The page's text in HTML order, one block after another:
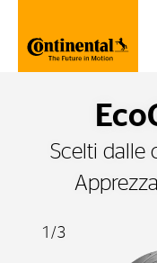
Scelti dalle
1/3